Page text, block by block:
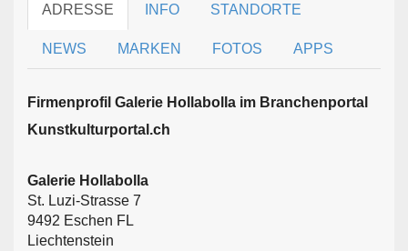
ADRESSE INFO STANDORTE
NEWS MARKEN FOTOS APPS
Firmen­profil Galerie Hollabolla im Branchen­portal
Kunstkulturportal.ch
Galerie Hollabolla
St. Luzi-Strasse 7
9492 Eschen FL
Liechtenstein